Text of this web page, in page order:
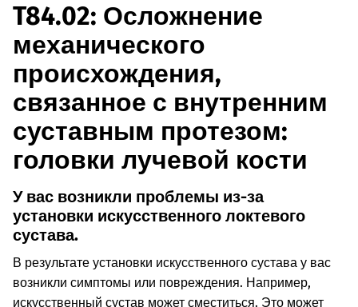
T84.02: Осложнение
механического
происхождения,
связанное с внутренним
суставным протезом:
головки лучевой кости
У вас возникли проблемы из-за
установки искусственного локтевого
сустава.
В результате установки искусственного сустава у вас
возникли симптомы или повреждения. Например,
искусственный сустав может сместиться. Это может